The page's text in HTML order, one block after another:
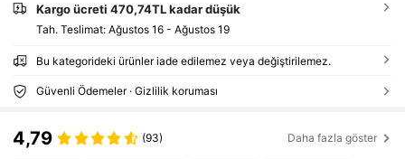
Kargo ücreti 470,74TL kadar düşük
Tah. Teslimat: Ağustos 16 - Ağustos 19
Bu kategorideki ürünler iade edilemez veya değiştirilemez.
Güvenli Ödemeler · Gizlilik koruması
4,79 (93) Daha fazla göster